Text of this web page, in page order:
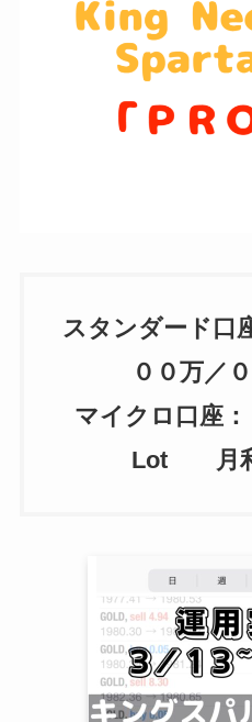
スタンダード口
００万／
マイクロ口座
Lot 月利